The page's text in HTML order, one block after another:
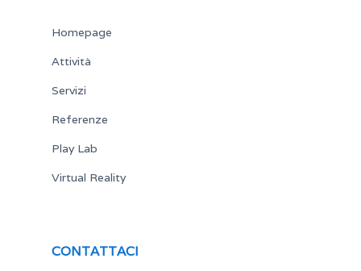
Homepage
Attività
Servizi
Referenze
Play Lab
Virtual Reality
CONTATTACI